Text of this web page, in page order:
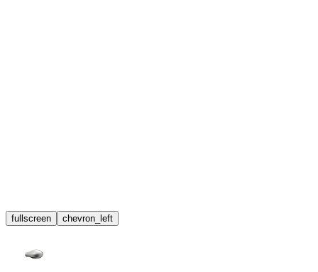
fullscreen chevron_left